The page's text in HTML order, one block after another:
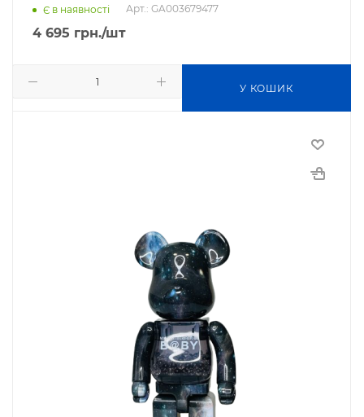
Є в наявності Арт.: GA003679477
4 695 грн./шт
У КОШИК